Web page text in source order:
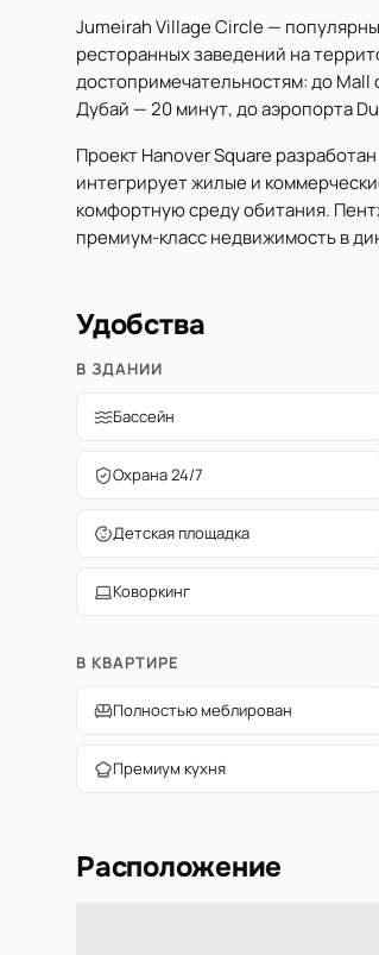
Jumeirah Village Circle —
ресторанных заведений на
достопримечательностям: до Mall
Дубай — 20 минут, до аэропорта
Проект Hanover Square
интегрирует жилые и
комфортную среду обитания.
премиум-класс недвижимость в
Удобства
В ЗДАНИИ
Бассейн
Охрана 24/7
Детская площадка
Коворкинг
В КВАРТИРЕ
Полностью меблирован
Премиум кухня
Расположение